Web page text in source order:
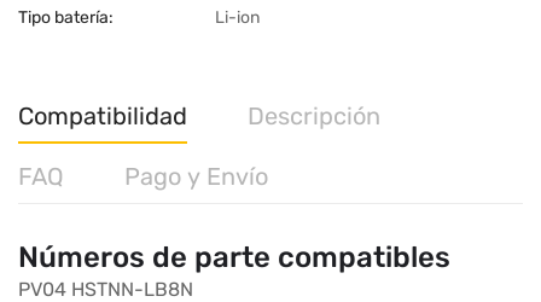
Tipo batería:
Li-ion
Compatibilidad Descripción
FAQ Pago y Envío
Números de parte compatibles
PV04 HSTNN-LB8N